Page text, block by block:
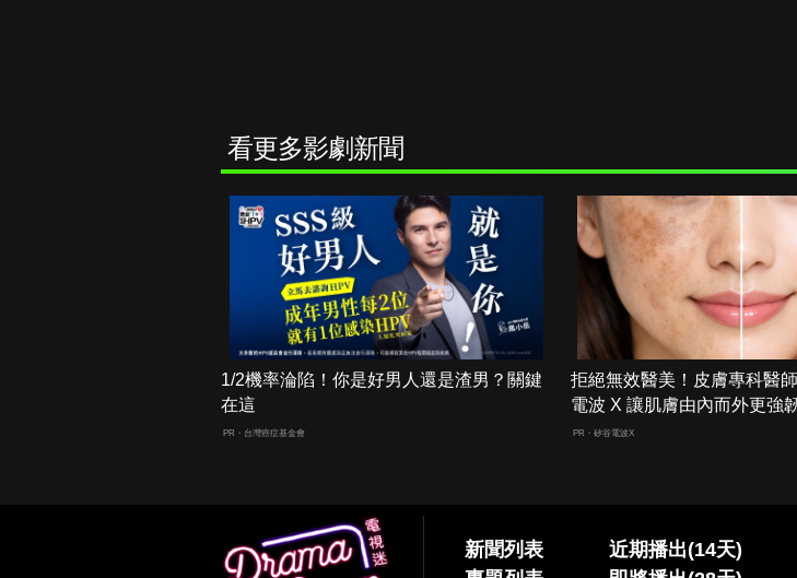
看更多影劇新聞
1/2機率淪陷！你是好男人還是渣男？關鍵
在這
PR・台灣癌症基金會
拒絕無效醫美！皮膚專科醫
電波 X 讓肌膚由內而外更強
PR・矽谷電波X
新聞列表
近期播出(14天)